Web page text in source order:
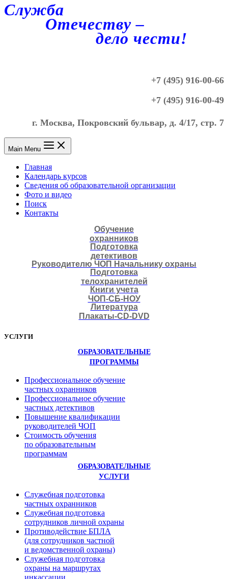
Служба
Отечеству –
дело чести!
+7 (495) 916-00-66
+7 (495) 916-00-49
г. Москва, Покровский бульвар, д. 4/17, стр. 7
Main Menu
Главная
Календарь курсов
Сведения об образовательной организации
Фото и видео
Поиск
Контакты
Обучение
охранников
Подготовка
детективов
Руководителю ЧОП Начальнику охраны
Подготовка
телохранителей
Книги учета
ЧОП-СБ-НОУ
Литература
Плакаты-CD-DVD
УСЛУГИ
ОБРАЗОВАТЕЛЬНЫЕ
ПРОГРАММЫ
Профессиональное обучение
частных охранников
Профессиональное обучение
частных детективов
Повышение квалификации
руководителей ЧОП
Стоимость обучения
по образовательным
программам
ОБРАЗОВАТЕЛЬНЫЕ
УСЛУГИ
Служебная подготовка
частных охранников
Служебная подготовка
сотрудников личной охраны
Противодействие БПЛА
(для сотрудников частной
и ведомственной охраны)
Служебная подготовка
охраны на маршрутах
инкассации